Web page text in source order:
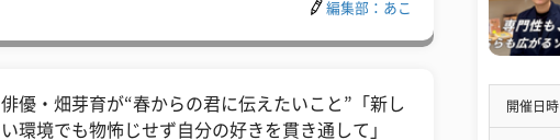
編集部：あこ
俳優・畑芽育が“春からの君に伝えたいこと”「新し
い環境でも物怖じせず自分の好きを貫き通して」
開催日時